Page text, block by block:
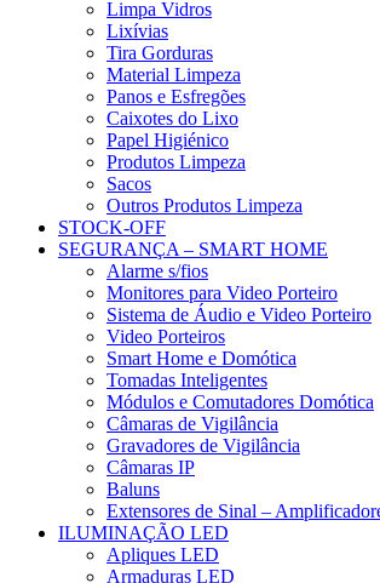
Limpa Vidros
Lixívias
Tira Gorduras
Material Limpeza
Panos e Esfregões
Caixotes do Lixo
Papel Higiénico
Produtos Limpeza
Sacos
Outros Produtos Limpeza
STOCK-OFF
SEGURANÇA – SMART HOME
Alarme s/fios
Monitores para Video Porteiro
Sistema de Áudio e Video Porteiro
Video Porteiros
Smart Home e Domótica
Tomadas Inteligentes
Módulos e Comutadores Domótica
Câmaras de Vigilância
Gravadores de Vigilância
Câmaras IP
Baluns
Extensores de Sinal –
ILUMINAÇÃO LED
Apliques LED
Armaduras LED